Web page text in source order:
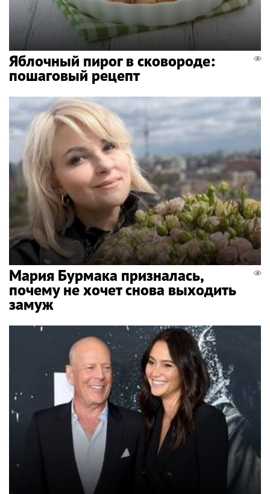
Яблочный пирог в сковороде:
пошаговый рецепт
Мария Бурмака призналась,
почему не хочет снова выходить
замуж